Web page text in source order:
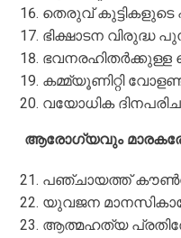
തെരുവ്
ഭിക്ഷാടന വിരുദ്ധ
ഭവനരഹിതർക്കുള്ള
കമ്മ്യൂണിറ്റി
വയോധിക
ആരോഗ്യവും
പഞ്ചായത്ത്
യുവജന
ആത്മഹത്യ